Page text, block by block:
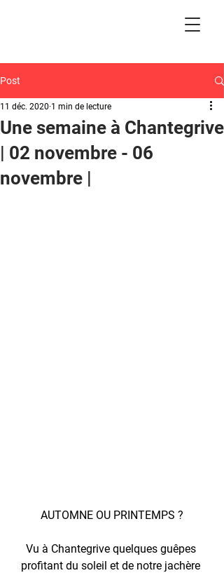
Post
Une semaine à Chantegrive
| 02 novembre - 06
novembre |
11 déc. 2020 1 min de lecture
AUTOMNE OU PRINTEMPS ?
Vu à Chantegrive quelques guêpes
profitant du soleil et de notre jachère